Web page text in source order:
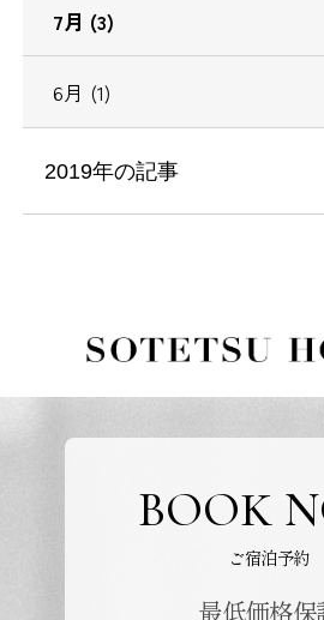
7月 (3)
6月 (1)
2019年の記事
BOOK
ご宿泊予約
最低価格保